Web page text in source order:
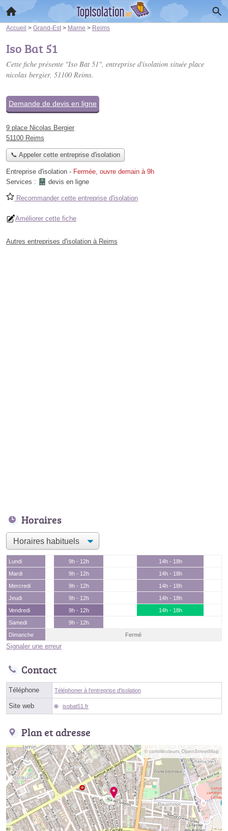
Accueil > Grand-Est > Marne > Reims
Iso Bat 51
Cette fiche présente "Iso Bat 51", entreprise d'isolation située place
nicolas bergier, 51100 Reims.
Demande de devis en ligne
9 place Nicolas Bergier
51100 Reims
📞 Appeler cette entreprise d'isolation
Entreprise d'isolation - Fermée, ouvre demain à 9h
Services :
devis en ligne
Recommander cette entreprise d'isolation
Améliorer cette fiche
Autres entreprises d'isolation à Reims
Horaires
Lundi 9h - 12h
14h - 18h
Mardi
9h - 12h
14h - 18h
Mercredi
9h - 12h
14h - 18h
Jeudi
9h - 12h
14h - 18h
Vendredi
9h - 12h
14h - 18h
Samedi
9h - 12h
Dimanche
Fermé
Signaler une erreur
Contact
Téléphone Téléphoner à l'entreprise d'isolation
Site web isobat51.fr
Plan et adresse
© contributeurs OpenStreetMap